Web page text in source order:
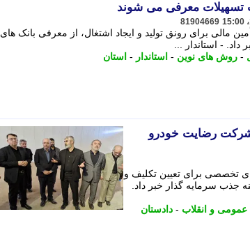
تسهیلات معرفی می شوند
81904669
مالی برای رونق تولید و ایجاد اشتغال، از معرفی بانک های
- استاندار ...
- روش های نوین - استاندار - استان
شرکت رضایت خودرو
تخصصی برای تعیین تکلیف و
سرمایه گذار خبر داد.
عمومی و انقلاب - دادستان